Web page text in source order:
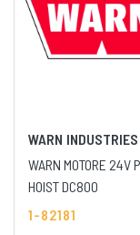
WARN INDUSTRIES
WARN MOTORE 24V
HOIST DC800
1-82181